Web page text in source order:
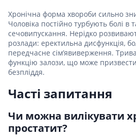
Хронічна форма хвороби сильно
Чоловіка постійно турбують болі в
сечовипускання. Нерідко
розлади: еректильна дисфункція,
передчасне сім’явиверження.
функцію залози, що може
безпліддя.
Часті запитання
Чи можна вилікувати
простатит?